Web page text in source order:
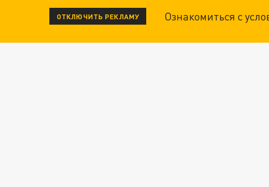
ОТКЛЮЧИТЬ РЕКЛАМУ Ознакомиться с